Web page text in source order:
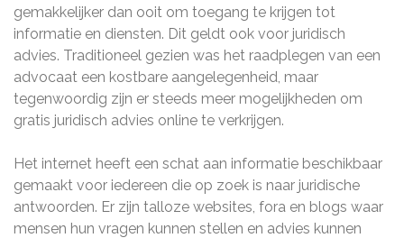
gemakkelijker dan ooit om toegang te krijgen tot
informatie en diensten. Dit geldt ook voor juridisch
advies. Traditioneel gezien was het raadplegen van een
advocaat een kostbare aangelegenheid, maar
tegenwoordig zijn er steeds meer mogelijkheden om
gratis juridisch advies online te verkrijgen.
Het internet heeft een schat aan informatie beschikbaar
gemaakt voor iedereen die op zoek is naar juridische
antwoorden. Er zijn talloze websites, fora en blogs waar
mensen hun vragen kunnen stellen en advies kunnen